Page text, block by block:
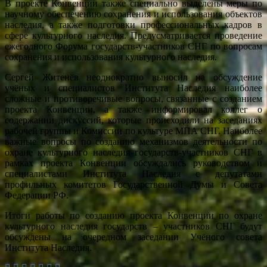
В проекте Конвенции также специально выделены меры по
научному обеспечению сохранения и использования объектов
наследия, а также подготовки профессиональных кадров в
сфере культурного наследия. Предусматривается проведение
ежегодного Форума государств-участников СНГ по вопросам
сохранения и использования культурного наследия.
Сергей Житенёв неоднократно выносил на обсуждение
учёных и специалистов Института Наследия наиболее
сложные и противоречивые вопросы, связанные с созданием
проекта Конвенции, а также информировал коллег о
содержании дискуссий, которые происходили на заседаниях
рабочей группы и Комиссии по культуре МПА СНГ. Наиболее
важные вопросы по созданию механизмов деятельности по
охране культурного наследия государств-участников СНГ в
рамках проекта Конвенции обсуждались руководством и
специалистами Института Наследия с депутатами
профильных комитетов Государственной Думы и Совета
Федерации РФ.
Итоги работы по созданию проекта Конвенции по охране
культурного наследия государств – участников СНГ будут
обсуждены на очередном заседании Учёного совета
Института Наследия.